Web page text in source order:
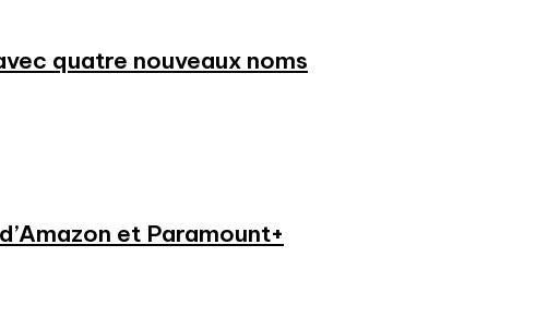
quatre nouveaux noms
et Paramount+